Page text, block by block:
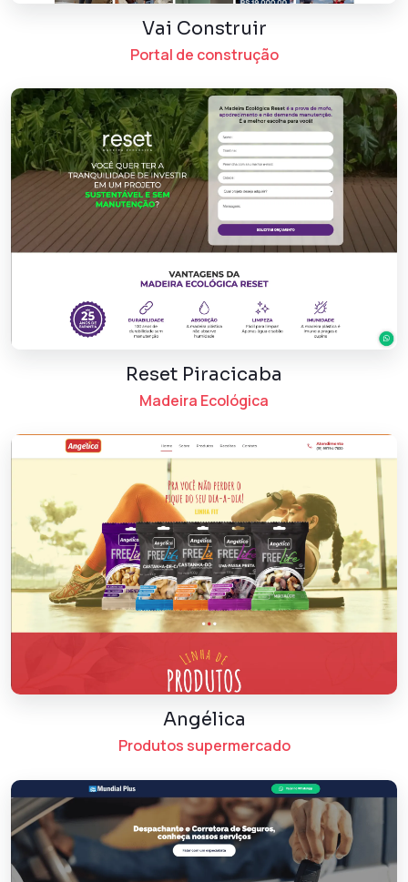
Vai Construir
Portal de construção
Reset Piracicaba
Madeira Ecológica
Angélica
Produtos supermercado